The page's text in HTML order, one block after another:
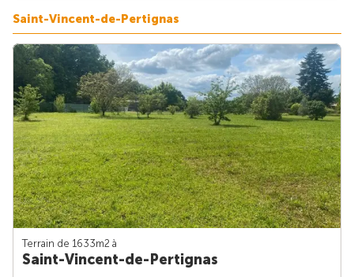
Saint-Vincent-de-Pertignas
Terrain de 1633m2 à
Saint-Vincent-de-Pertignas